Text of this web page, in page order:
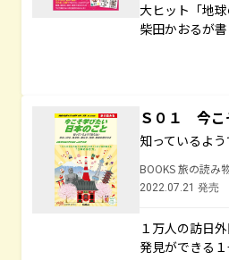
大ヒット「地
柴田かおるが
Ｓ０１ 今こ
知っているよ
BOOKS 旅の読み
2022.07.21 発売
１万人の訪日
発見ができる１